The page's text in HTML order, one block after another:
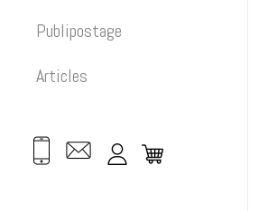
Publipostage
Articles